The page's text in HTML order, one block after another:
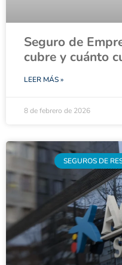
Seguro de
cubre y cuánto
LEER MÁS »
8 de febrero de 2026
SEGUROS DE